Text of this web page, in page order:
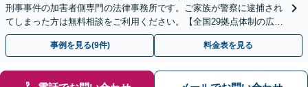
刑事事件の加害者側専門の法律事務所です。ご家族が警察に逮捕され
てしまった方は無料相談をご利用ください。【全国29拠点体制の広域
対応】【弁護士待機中/当日中の電話相談可(予約制)】
事例を見る(9件) 料金表を見る